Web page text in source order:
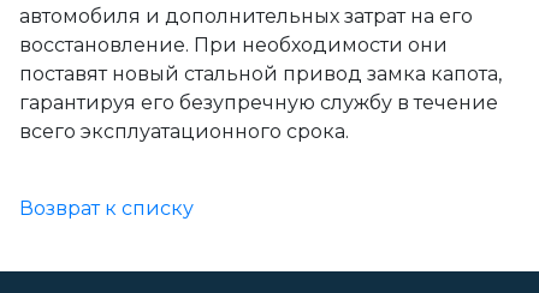
автомобиля и дополнительных затрат на его
восстановление. При необходимости они
поставят новый стальной привод замка капота,
гарантируя его безупречную службу в течение
всего эксплуатационного срока.
Возврат к списку